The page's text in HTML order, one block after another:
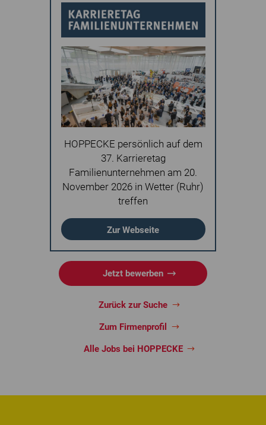
HOPPECKE persönlich auf dem
37. Karrieretag
Familienunternehmen am 20.
November 2026 in Wetter (Ruhr)
treffen
Zur Webseite
Jetzt bewerben
Zurück zur Suche
Zum Firmenprofil
Alle Jobs bei HOPPECKE